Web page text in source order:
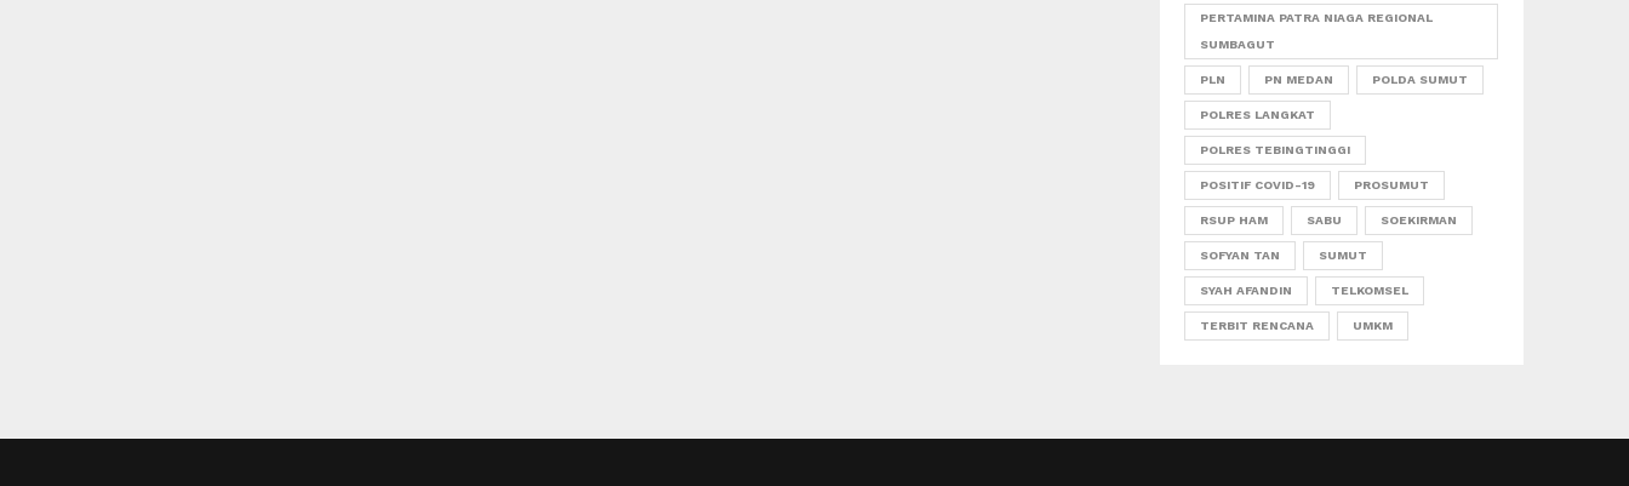
PERTAMINA PATRA NIAGA REGIONAL
SUMBAGUT
PLN PN MEDAN POLDA SUMUT
POLRES LANGKAT
POLRES TEBINGTINGGI
POSITIF COVID-19 PROSUMUT
RSUP HAM SABU SOEKIRMAN
SOFYAN TAN SUMUT
SYAH AFANDIN TELKOMSEL
TERBIT RENCANA UMKM